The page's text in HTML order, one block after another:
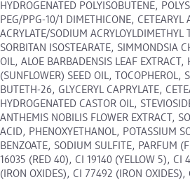
HYDROGENATED POLYISOBUTENE,
PEG/PPG-10/1 DIMETHICONE, CETEARYL
ACRYLATE/SODIUM ACRYLOYLDIMETHYL
SORBITAN ISOSTEARATE, SIMMONDSIA
OIL, ALOE BARBADENSIS LEAF
(SUNFLOWER) SEED OIL, TOCOPHEROL,
BUTETH-26, GLYCERYL CAPRYLATE,
HYDROGENATED CASTOR OIL,
ANTHEMIS NOBILIS FLOWER EXTRACT,
ACID, PHENOXYETHANOL, POTASSIUM
BENZOATE, SODIUM SULFITE, PARFUM
16035 (RED 40), CI 19140 (YELLOW 5), CI
(IRON OXIDES), CI 77492 (IRON